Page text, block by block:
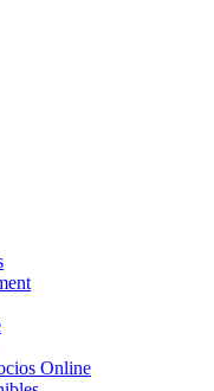
Online